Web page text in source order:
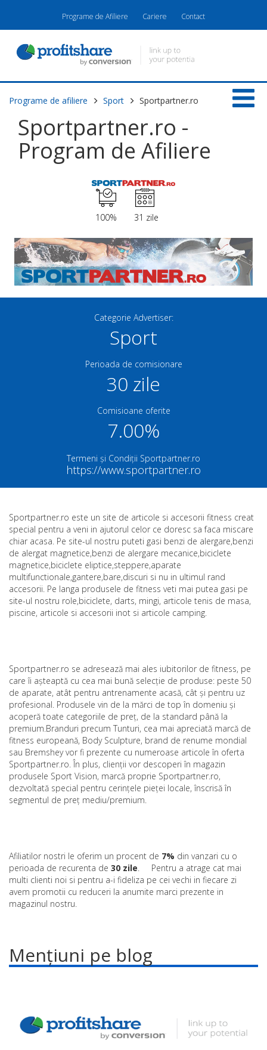
Programe de Afiliere Cariere Contact
Programe de afiliere Sport Sportpartner.ro
Sportpartner.ro -
Program de Afiliere
100% 31 zile
Categorie Advertiser:
Sport
Perioada de comisionare
30 zile
Comisioane oferite
7.00%
Termeni și Condiții Sportpartner.ro
https://www.sportpartner.ro
Sportpartner.ro este un site de articole si accesorii fitness creat
special pentru a veni in ajutorul celor ce doresc sa faca miscare
chiar acasa. Pe site-ul nostru puteti gasi benzi de alergare,benzi
de alergat magnetice,benzi de alergare mecanice,biciclete
magnetice,biciclete eliptice,steppere,aparate
multifunctionale,gantere,bare,discuri si nu in ultimul rand
accesorii. Pe langa produsele de fitness veti mai putea gasi pe
site-ul nostru role,biciclete, darts, mingi, articole tenis de masa,
piscine, articole si accesorii inot si articole camping.
Sportpartner.ro se adresează mai ales iubitorilor de fitness, pe
care îi așteaptă cu cea mai bună selecție de produse: peste 50
de aparate, atât pentru antrenamente acasă, cât și pentru uz
profesional. Produsele vin de la mărci de top în domeniu și
acoperă toate categoriile de preț, de la standard până la
premium.Branduri precum Tunturi, cea mai apreciată marcă de
fitness europeană, Body Sculpture, brand de renume mondial
sau Bremshey vor fi prezente cu numeroase articole în oferta
Sportpartner.ro. În plus, clienții vor descoperi în magazin
produsele Sport Vision, marcă proprie Sportpartner.ro,
dezvoltată special pentru cerințele pieței locale, înscrisă în
segmentul de preț mediu/premium.
Afiliatilor nostri le oferim un procent de 7% din vanzari cu o
perioada de recurenta de 30 zile. Pentru a atrage cat mai
multi clienti noi si pentru a-i fideliza pe cei vechi in fiecare zi
avem promotii cu reduceri la anumite marci prezente in
magazinul nostru.
Mențiuni pe blog